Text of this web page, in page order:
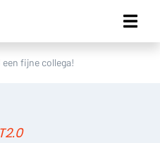
fijne collega!